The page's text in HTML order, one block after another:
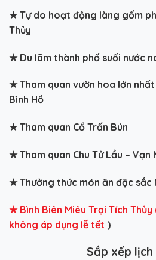
★Tự do hoạt động làng gốm
Thủy
★Du lãm thành phố suối nước
★Tham quan vườn hoa lớn
Bình Hồ
★Tham quan Cổ Trấn Bún
★Tham quan Chu Tử Lầu – Vạn
★Thưởng thức món ăn đặc sắc
★Bình Biên Miêu Trại Tích
không áp dụng lễ tết )
Sắp xếp